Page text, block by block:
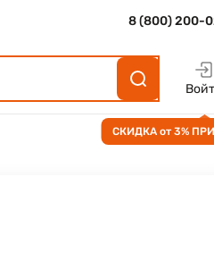
8 (800) 200-
СКИДКА от 3%